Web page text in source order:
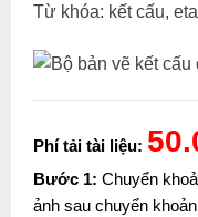
Từ khóa: kết cấu,
Phí tải tài liệu:
Bước 1: Chuyển
ảnh sau chuyển